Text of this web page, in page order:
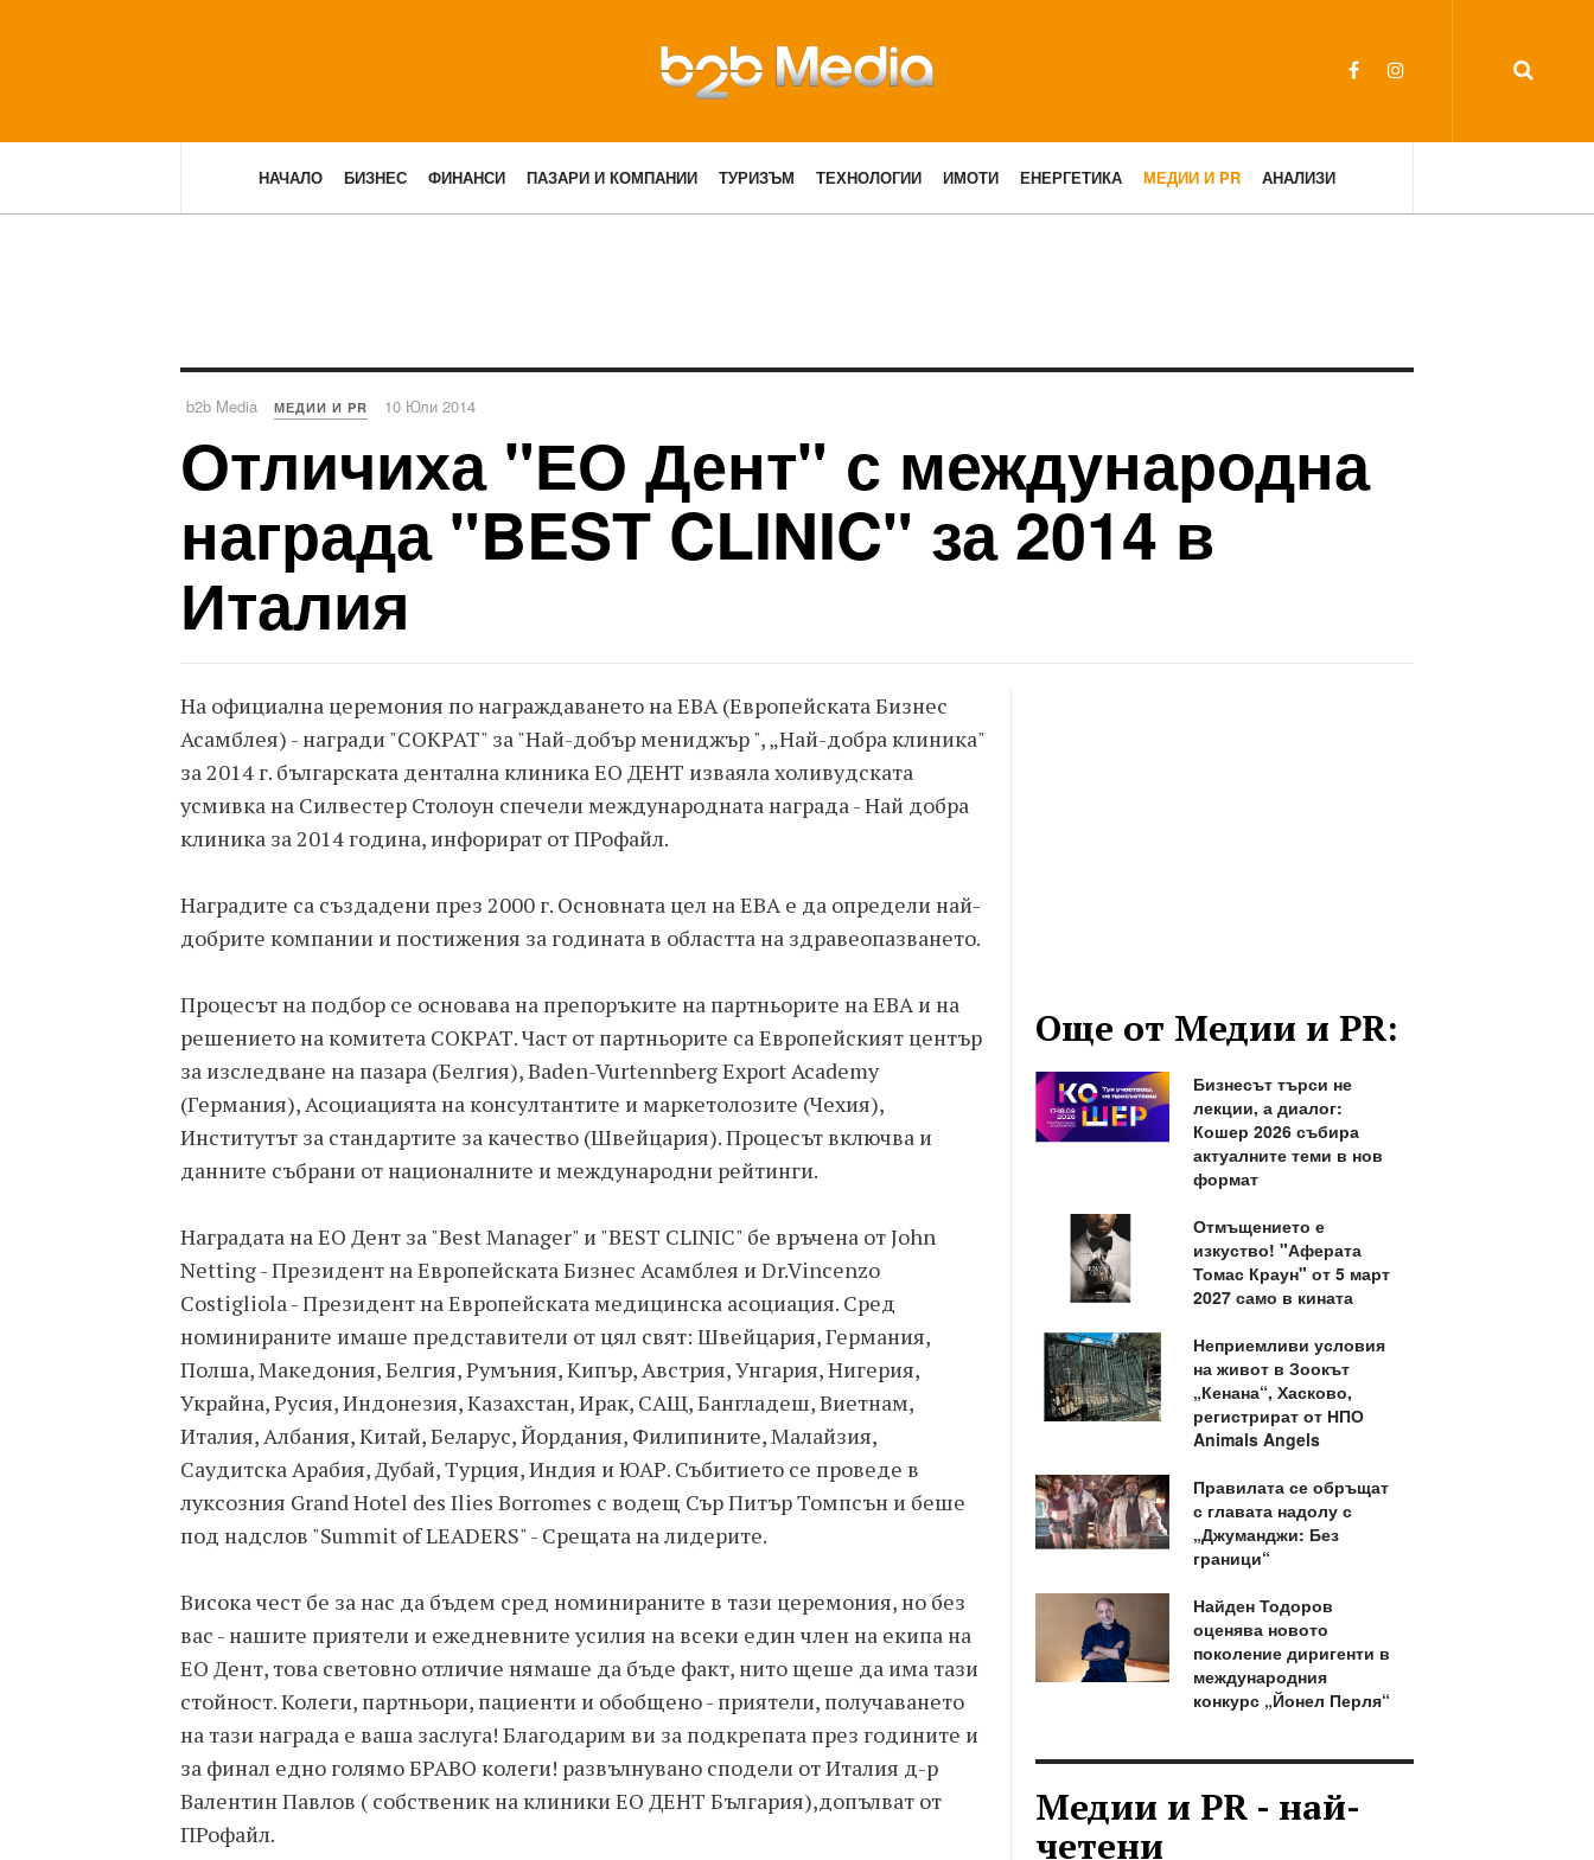
НАЧАЛО БИЗНЕС ФИНАНСИ ПАЗАРИ И КОМПАНИИ ТУРИЗЪМ ТЕХНОЛОГИИ ИМОТИ ЕНЕРГЕТИКА МЕДИИ И PR АНАЛИЗИ
b2b Media МЕДИИ И PR 10 Юли 2014
Отличиха "ЕО Дент" с международна
награда "BEST CLINIC" за 2014 в
Италия
На официална церемония по награждаването на EBA (Европейската Бизнес
Асамблея) - награди "СОКРАТ" за "Най-добър мениджър ", „Най-добра клиника"
за 2014 г. българската дентална клиника ЕО ДЕНТ изваяла холивудската
усмивка на Силвестер Столоун спечели международната награда - Най добра
клиника за 2014 година, инфорират от ПРофайл.
Наградите са създадени през 2000 г. Основната цел на EBA е да определи най-
добрите компании и постижения за годината в областта на здравеопазването.
Процесът на подбор се основава на препоръките на партньорите на EBA и на
решението на комитета СОКРАТ. Част от партньорите са Европейският център
за изследване на пазара (Белгия), Baden-Vurtennberg Export Academy
(Германия), Асоциацията на консултантите и маркетолозите (Чехия),
Институтът за стандартите за качество (Швейцария). Процесът включва и
данните събрани от националните и международни рейтинги.
Наградата на EO Дент за "Best Manager" и "BEST CLINIC" бе връчена от John
Netting - Президент на Европейската Бизнес Асамблея и Dr.Vincenzo
Costigliola - Президент на Европейската медицинска асоциация. Сред
номинираните имаше представители от цял свят: Швейцария, Германия,
Полша, Македония, Белгия, Румъния, Кипър, Австрия, Унгария, Нигерия,
Украйна, Русия, Индонезия, Казахстан, Ирак, САЩ, Бангладеш, Виетнам,
Италия, Албания, Китай, Беларус, Йордания, Филипините, Малайзия,
Саудитска Арабия, Дубай, Турция, Индия и ЮАР. Събитието се проведе в
луксозния Grand Hotel des Ilies Borromes с водещ Сър Питър Томпсън и беше
под надслов "Summit of LEADERS" - Срещата на лидерите.
Висока чест бе за нас да бъдем сред номинираните в тази церемония, но без
вас - нашите приятели и ежедневните усилия на всеки един член на екипа на
ЕО Дент, това световно отличие нямаше да бъде факт, нито щеше да има тази
стойност. Колеги, партньори, пациенти и обобщено - приятели, получаването
на тази награда е ваша заслуга! Благодарим ви за подкрепата през годините и
за финал едно голямо БРАВО колеги! развълнувано сподели от Италия д-р
Валентин Павлов ( собственик на клиники ЕО ДЕНТ България),допълват от
ПРофайл.
Още от Медии и PR:
Бизнесът търси не
лекции, а диалог:
Кошер 2026 събира
актуалните теми в нов
формат
Отмъщението е
изкуство! "Аферата
Томас Краун" от 5 март
2027 само в кината
Неприемливи условия
на живот в Зоокът
„Кенана“, Хасково,
регистрират от НПО
Animals Angels
Правилата се обръщат
с главата надолу с
„Джуманджи: Без
граници“
Найден Тодоров
оценява новото
поколение диригенти в
международния
конкурс „Йонел Перля“
Медии и PR - най-
четени